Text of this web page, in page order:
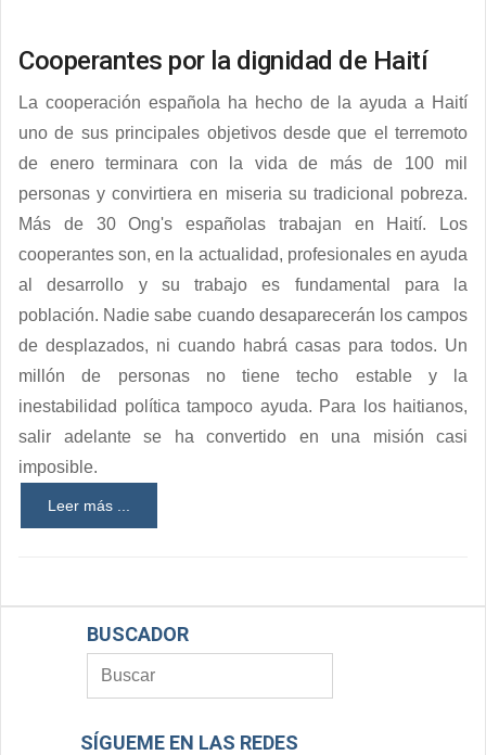
Cooperantes por la dignidad de Haití
La cooperación española ha hecho de la ayuda a Haití
uno de sus principales objetivos desde que el terremoto
de enero terminara con la vida de más de 100 mil
personas y convirtiera en miseria su tradicional pobreza.
Más de 30 Ong's españolas trabajan en Haití. Los
cooperantes son, en la actualidad, profesionales en ayuda
al desarrollo y su trabajo es fundamental para la
población. Nadie sabe cuando desaparecerán los campos
de desplazados, ni cuando habrá casas para todos. Un
millón de personas no tiene techo estable y la
inestabilidad política tampoco ayuda. Para los haitianos,
salir adelante se ha convertido en una misión casi
imposible.
Leer más ...
BUSCADOR
SÍGUEME EN LAS REDES